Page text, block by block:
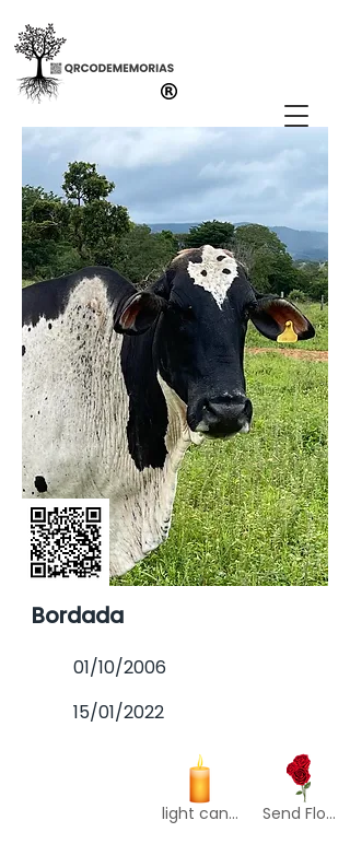
Bordada
01/10/2006
light candle Send Flowers
15/01/2022